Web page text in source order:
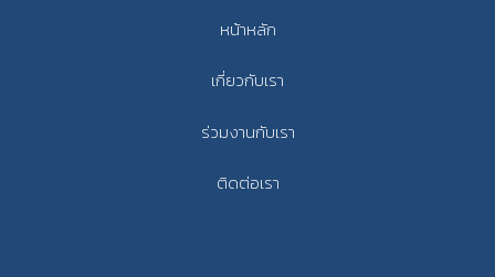
หน้าหลัก
เกี่ยวกับเรา
ร่วมงานกับเรา
ติดต่อเรา